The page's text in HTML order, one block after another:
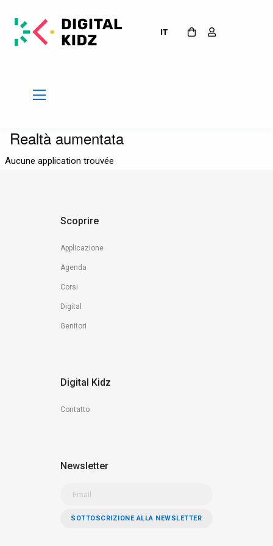
IT
Realtà aumentata
Aucune application trouvée
Scoprire
Applicazione
Agenda
Corsi
Digital
Genitori
Digital Kidz
Contatto
Newsletter